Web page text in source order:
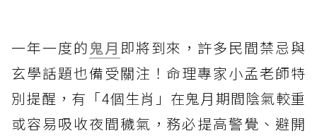
一年一度的鬼月 即將到來，許多民間禁忌與
玄學話題也備受關注！命理專家小孟老師特
別提醒，有「4個生肖」在鬼月期間陰氣較重
或容易吸收夜間穢氣，務必提高警覺、避開